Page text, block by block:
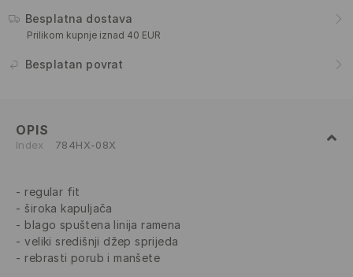
Besplatna dostava
Prilikom kupnje iznad 40 EUR
Besplatan povrat
OPIS
Index 784HX-08X
regular fit
široka kapuljača
blago spuštena linija ramena
veliki središnji džep sprijeda
rebrasti porub i manšete